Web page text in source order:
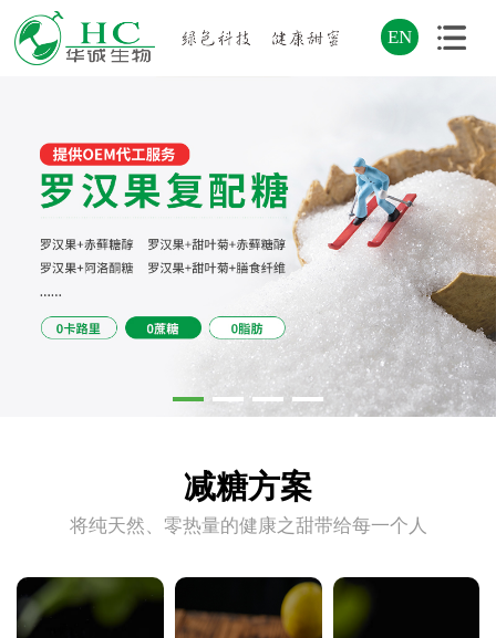
EN
减糖方案
将纯天然、零热量的健康之甜带给每一个人